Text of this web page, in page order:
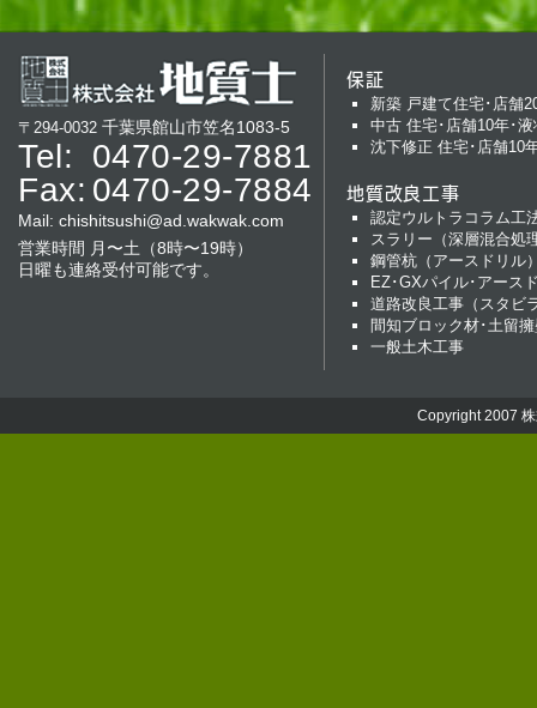
〒294-0032 千葉県館山市笠名1083-5
Tel:
0470-29-7881
Fax: 0470-29-7884
Mail: chishitsushi@ad.wakwak.com
営業時間 月〜土（8時〜19時）
日曜も連絡受付可能です。
保証
新築 戸建て住宅･店舗
中古 住宅･店舗10年･液
沈下修正 住宅･店舗10
地質改良工事
認定ウルトラコラム工
スラリー（深層混合処
鋼管杭（アースドリル
EZ･GXパイル･アース
道路改良工事（スタビ
間知ブロック材･土留
一般土木工事
Copyright 2007